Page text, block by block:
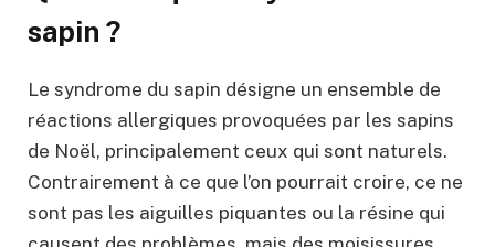
sapin ?
Le syndrome du sapin désigne un ensemble de
réactions allergiques provoquées par les sapins
de Noël, principalement ceux qui sont naturels.
Contrairement à ce que l’on pourrait croire, ce ne
sont pas les aiguilles piquantes ou la résine qui